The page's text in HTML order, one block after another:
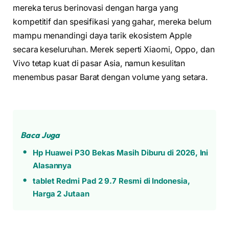
mereka terus berinovasi dengan harga yang
kompetitif dan spesifikasi yang gahar, mereka belum
mampu menandingi daya tarik ekosistem Apple
secara keseluruhan. Merek seperti Xiaomi, Oppo, dan
Vivo tetap kuat di pasar Asia, namun kesulitan
menembus pasar Barat dengan volume yang setara.
Baca Juga
Hp Huawei P30 Bekas Masih Diburu di 2026, Ini
Alasannya
tablet Redmi Pad 2 9.7 Resmi di Indonesia,
Harga 2 Jutaan